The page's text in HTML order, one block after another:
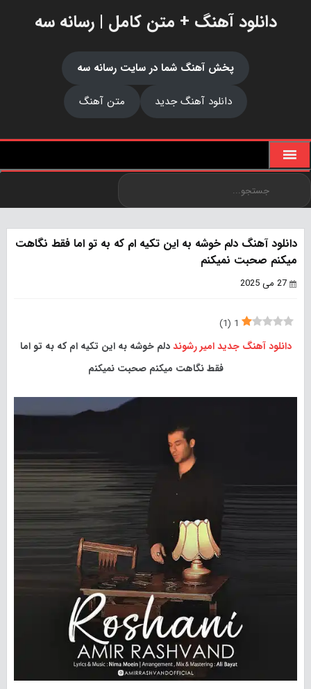
دانلود آهنگ + متن کامل | رسانه سه
پخش آهنگ شما در سایت رسانه سه
دانلود آهنگ جدید
متن آهنگ
دانلود آهنگ دلم خوشه به این تکیه ام که به تو اما فقط نگاهت
میکنم صحبت نمیکنم
27 می 2025
1
(
1
)
دانلود آهنگ جدید امیر رشونددلم خوشه به این تکیه ام که به تو اما
فقط نگاهت میکنم صحبت نمیکنم